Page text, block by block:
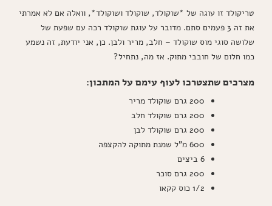
טריקולד זו עוגה של *שוקולד, שוקולד ושוקולד*, וואלה אם לא אמרתי
את זה 3 פעמים סתם. מדובר על עוגת שוקולד רכה עם שפעת של
שלושה סוגי מוס שוקולד – חלב, מריר ולבן. כן, אני יודעת, זה נשמע
כמו חלום של חובבי מתוק. אז מה, נתחיל?
מצרכים שתצטרכו לעוף עימם על המתכון:
200 גרם שוקולד מריר
200 גרם שוקולד חלב
200 גרם שוקולד לבן
600 מ"ל שמנת מתוקה להקצפה
6 ביצים
200 גרם סוכר
1/2 כוס קקאו